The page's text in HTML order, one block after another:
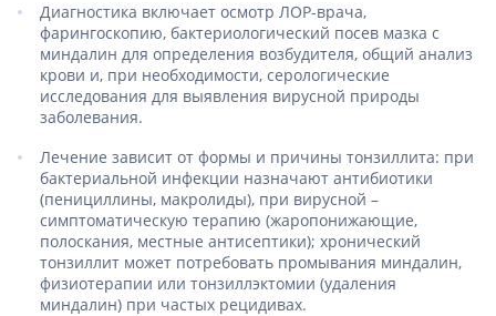
Диагностика включает осмотр ЛОР-врача,
фарингоскопию, бактериологический посев мазка с
миндалин для определения возбудителя, общий анализ
крови и, при необходимости, серологические
исследования для выявления вирусной природы
заболевания.
Лечение зависит от формы и причины тонзиллита: при
бактериальной инфекции назначают антибиотики
(пенициллины, макролиды), при вирусной –
симптоматическую терапию (жаропонижающие,
полоскания, местные антисептики); хронический
тонзиллит может потребовать промывания миндалин,
физиотерапии или тонзиллэктомии (удаления
миндалин) при частых рецидивах.